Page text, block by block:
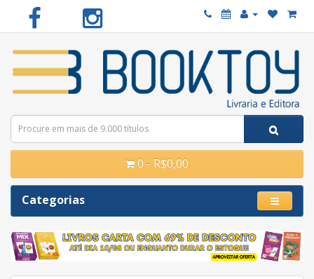
0 - R$0,00
Categorias